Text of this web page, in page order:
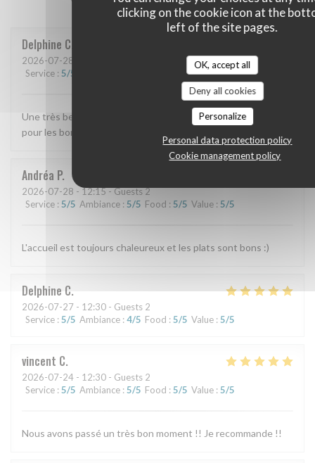
clicking on the cookie icon at the
left of the site pages.
OK, accept all
Deny all cookies
Personalize
Personal data protection policy
Cookie management policy
Delphine C
2026-07-28
Service : 5/5 /5 Value:5/5
Une très belle découverte On reviendra avec plaisir Merci
pour les bonnes adresses marseillaises 😊
Andréa P
2026-07-28 - 12:15 - Guests 2
Service : 5/5 Ambiance : 5/5 Food : 5/5 Value : 5/5
L'accueil est toujours chaleureux et les plats sont bons :)
Delphine C
2026-07-27 - 12:30 - Guests 2
Service : 5/5 Ambiance : 4/5 Food : 5/5 Value : 5/5
vincent C
2026-07-24 - 12:30 - Guests 2
Service : 5/5 Ambiance : 5/5 Food : 5/5 Value : 5/5
Nous avons passé un très bon moment !! Je recommande !!